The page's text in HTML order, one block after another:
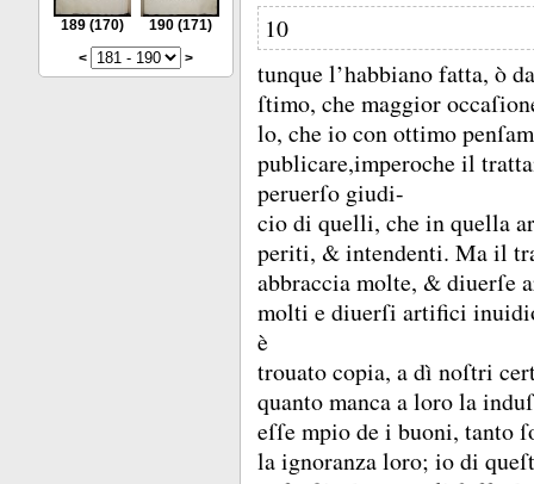
189 (170) 190 (171)
<
>
10
tunque l’habbiano fatta, ò
ſtimo, che maggior
lo, che io con ottimo
publicare,imperoche il
peruerſo giudi-
cio di quelli, che in quella
periti, &intendenti. Ma il
abbraccia molte, &diuerſe
molti e diuerſi artifici
è
trouato copia, a dì noſtri
quanto manca a loro la
eſſe mpio de i buoni, tanto
la ignoranza loro; io di